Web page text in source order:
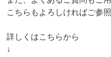
こちらもよろしければご参
詳しくはこちらから
↓